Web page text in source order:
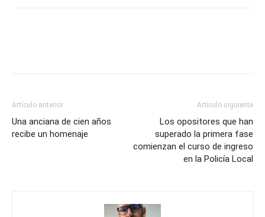
Artículo anterior
Una anciana de cien años
recibe un homenaje
Artículo siguiente
Los opositores que han
superado la primera fase
comienzan el curso de ingreso
en la Policía Local